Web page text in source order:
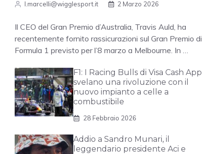
l.marcelli@wigglesport.it 2 Marzo 2026
Il CEO del Gran Premio d’Australia, Travis Auld, ha
recentemente fornito rassicurazioni sul Gran Premio di
Formula 1 previsto per l’8 marzo a Melbourne. In …
F1: I Racing Bulls di Visa Cash App
svelano una rivoluzione con il
nuovo impianto a celle a
combustibile
28 Febbraio 2026
Addio a Sandro Munari, il
leggendario presidente Aci e